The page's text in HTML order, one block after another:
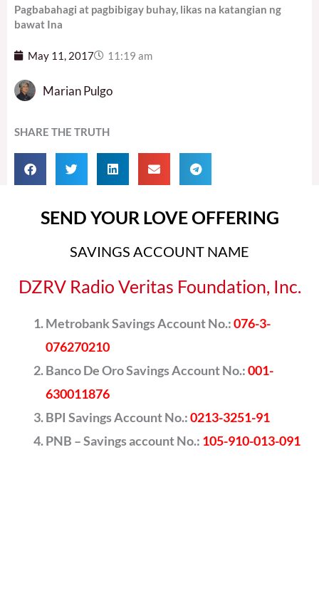
Pagbabahagi at pagbibigay buhay, likas na katangian ng
bawat Ina
May 11, 2017 11:19 am
Marian Pulgo
SHARE THE TRUTH
SEND YOUR LOVE OFFERING
SAVINGS ACCOUNT NAME
DZRV Radio Veritas Foundation, Inc.
Metrobank Savings Account No.:076-3-
076270210
Banco De Oro Savings Account No.:001-
630011876
BPI Savings Account No.:0213-3251-91
PNB – Savings account No.: 105-910-013-091